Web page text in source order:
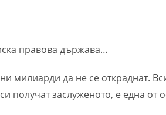
правова държава…
милиарди да не се откраднат.
получат заслуженото, е една от